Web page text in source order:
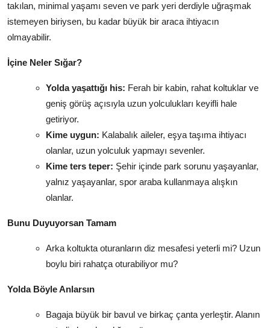
takılan, minimal yaşamı seven ve park yeri derdiyle uğraşmak
istemeyen biriysen, bu kadar büyük bir araca ihtiyacın
olmayabilir.
İçine Neler Sığar?
Yolda yaşattığı his: Ferah bir kabin, rahat koltuklar ve
geniş görüş açısıyla uzun yolculukları keyifli hale
getiriyor.
Kime uygun: Kalabalık aileler, eşya taşıma ihtiyacı
olanlar, uzun yolculuk yapmayı sevenler.
Kime ters teper: Şehir içinde park sorunu yaşayanlar,
yalnız yaşayanlar, spor araba kullanmaya alışkın
olanlar.
Bunu Duyuyorsan Tamam
Arka koltukta oturanların diz mesafesi yeterli mi? Uzun
boylu biri rahatça oturabiliyor mu?
Yolda Böyle Anlarsın
Bagaja büyük bir bavul ve birkaç çanta yerleştir. Alanın